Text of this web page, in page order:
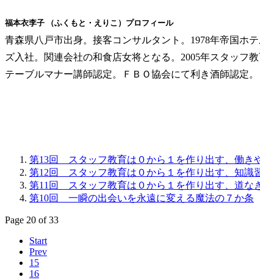
福本衣李子 （ふくもと・えりこ）プロフィール
青森県八戸市出身。接客コンサルタント。1978年帝国ホ
ズ入社。関連会社の和食店女将となる。2005年スタッフ
テーブルマナー講師認定。ＦＢＯ協会にて利き酒師認定。
第13回 スタッフ教育は０から１を作り出す、働き
第12回 スタッフ教育は０から１を作り出す、知識
第11回 スタッフ教育は０から１を作り出す、道な
第10回 一瞬の出会いを永遠に変える魔法の７か条
Page 20 of 33
Start
Prev
15
16